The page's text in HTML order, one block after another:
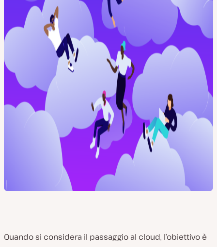
Quando si considera il passaggio al cloud, l’obiettivo è